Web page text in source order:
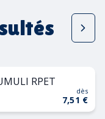
dès
7,51 €